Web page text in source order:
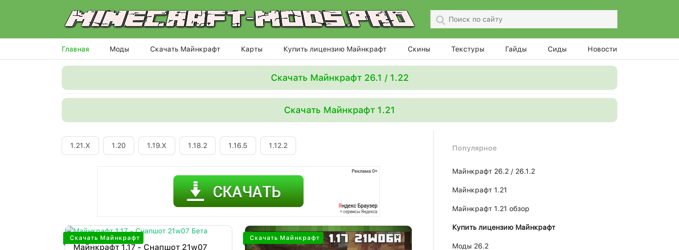
Главная Моды Скачать Майнкрафт Карты Купить лицензию Майнкрафт Скины Текстуры Гайды Сиды Новости
Скачать Майнкрафт 26.1 / 1.22
Скачать Майнкрафт 1.21
1.21.X 1.20 1.19.X 1.18.2 1.16.5 1.12.2
Скачать Майнкрафт
Майнкрафт 1.17 - Снапшот 21w07
Скачать Майнкрафт
Популярное
Майнкрафт 26.2 / 26.1.2
Майнкрафт 1.21
Майнкрафт 1.21 обзор
Купить лицензию Майнкрафт
Моды 26.2